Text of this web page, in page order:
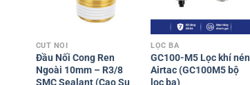
CÚT NỐI
Đầu Nối Cong Ren
Ngoài 10mm – R3/8
LỌC BA
GC100-M5 Lọc khí nén
Airtac (GC100M5 bộ